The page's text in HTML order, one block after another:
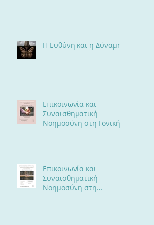
Η Ευθύνη και η Δύναμη
Επικοινωνία και
Συναισθηματική
Νοημοσύνη στη Γονική
Επικοινωνία και
Συναισθηματική
Νοημοσύνη στη